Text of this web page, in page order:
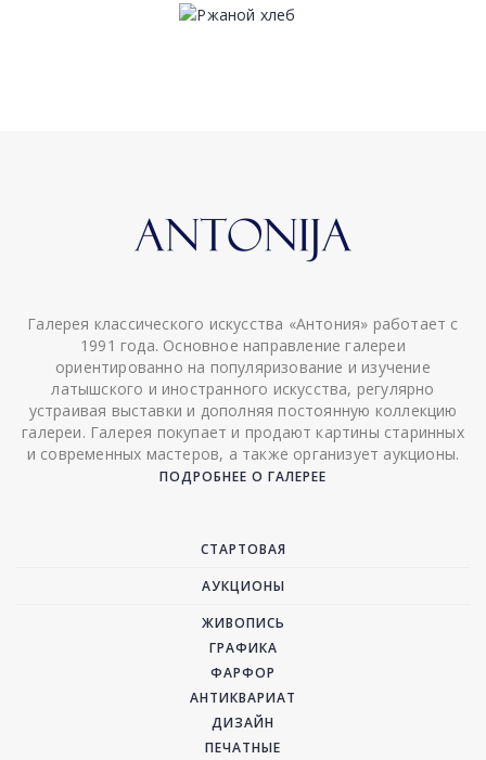
Галерея классического искусства «Антония» работает с
1991 года. Основное направление галереи
ориентированно на популяризование и изучение
латышского и иностранного искусства, регулярно
устраивая выставки и дополняя постоянную коллекцию
галереи. Галерея покупает и продают картины старинных
и современных мастеров, а также организует аукционы.
ПОДРОБНЕЕ О ГАЛЕРЕЕ
СТАРТОВАЯ
АУКЦИОНЫ
ЖИВОПИСЬ
ГРАФИКА
ФАРФОР
АНТИКВАРИАТ
ДИЗАЙН
ПЕЧАТНЫЕ